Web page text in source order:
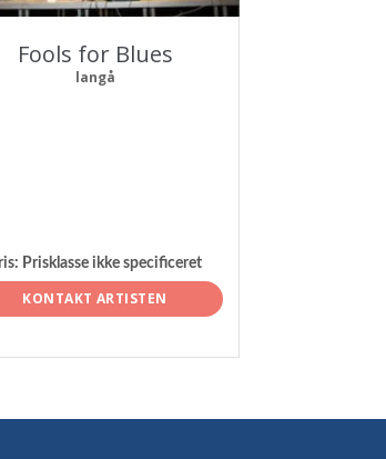
Fools for Blues
langå
Prisklasse ikke specificeret
KONTAKT ARTISTEN